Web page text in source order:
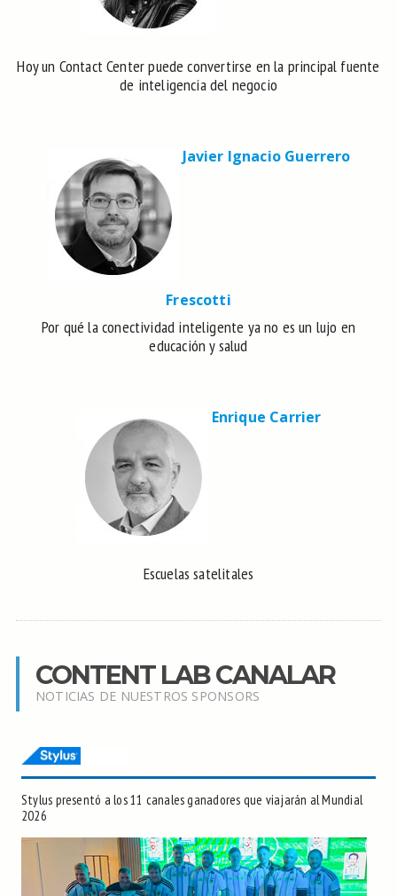
Hoy un Contact Center puede convertirse en la principal fuente
de inteligencia del negocio
Javier Ignacio Guerrero
Frescotti
Por qué la conectividad inteligente ya no es un lujo en
educación y salud
Enrique Carrier
Escuelas satelitales
CONTENT LAB CANALAR
NOTICIAS DE NUESTROS SPONSORS
Stylus presentó a los 11 canales ganadores que viajarán al Mundial
2026